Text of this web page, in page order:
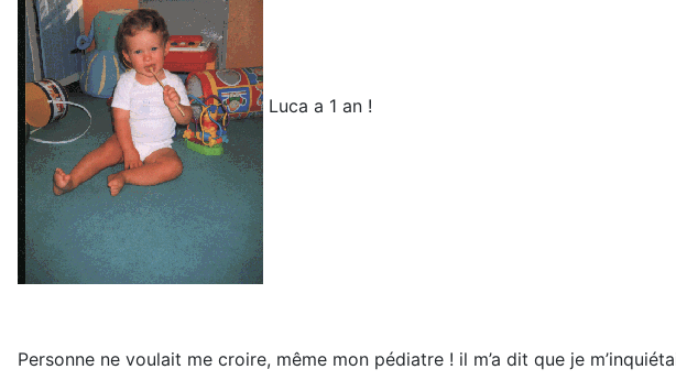
Luca a 1 an !
Personne ne voulait me croire, même mon pédiatre ! il m’a dit que je